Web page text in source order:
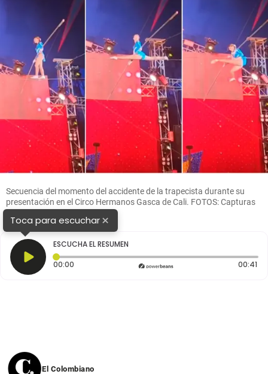
Secuencia del momento del accidente de la trapecista durante su
presentación en el Circo Hermanos Gasca de Cali. FOTOS: Capturas
de video
Toca para escuchar×
ESCUCHA EL RESUMEN
00:00 Tiempo transcurrido: 0 segundos 00:41
El Colombiano